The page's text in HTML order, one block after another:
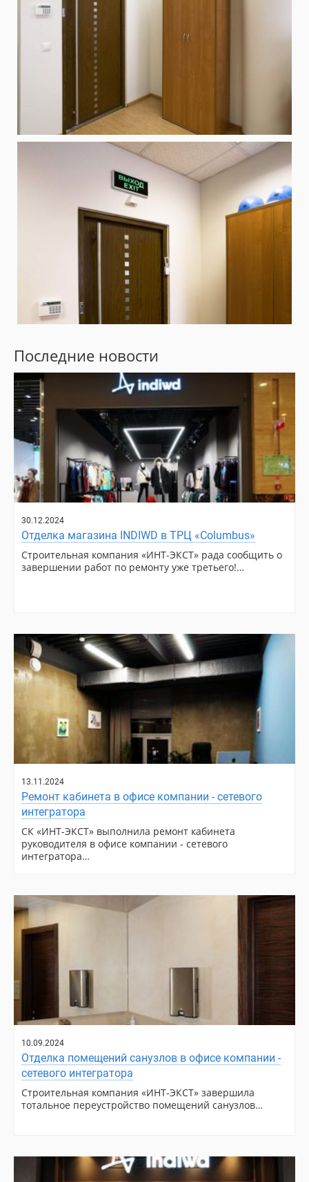
Последние новости
30.12.2024
Отделка магазина INDIWD в ТРЦ «Columbus»
Строительная компания «ИНТ-ЭКСТ» рада сообщить о
завершении работ по ремонту уже третьего!…
13.11.2024
Ремонт кабинета в офисе компании - сетевого
интегратора
СК «ИНТ-ЭКСТ» выполнила ремонт кабинета
руководителя в офисе компании - сетевого
интегратора…
10.09.2024
Отделка помещений санузлов в офисе компании -
сетевого интегратора
Строительная компания «ИНТ-ЭКСТ» завершила
тотальное переустройство помещений санузлов…